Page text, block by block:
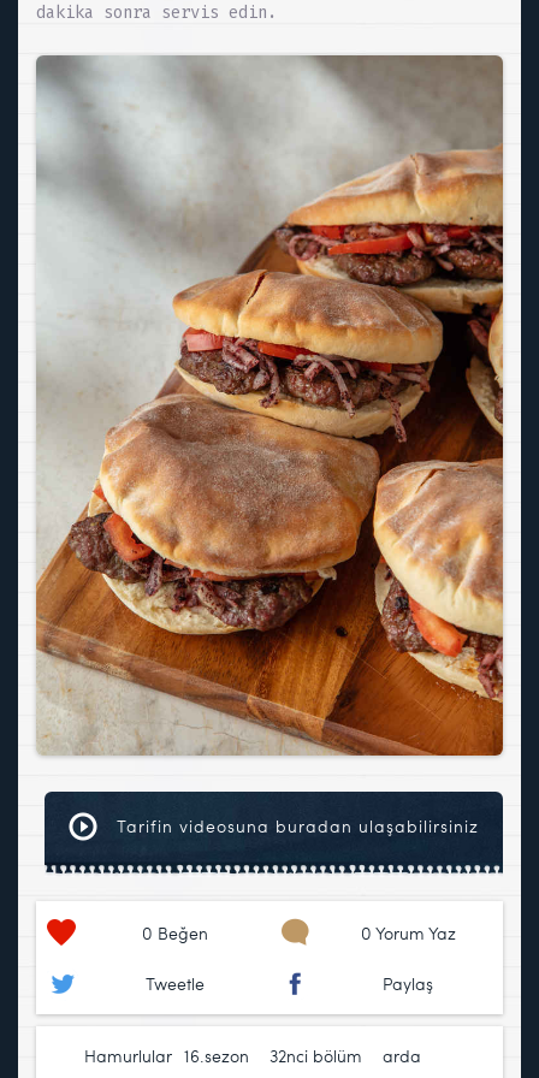
dakika sonra servis edin.
Tarifin videosuna buradan ulaşabilirsiniz
0 Beğen 0 Yorum Yaz
Tweetle Paylaş
Hamurlular 16.sezon 32nci bölüm
arda